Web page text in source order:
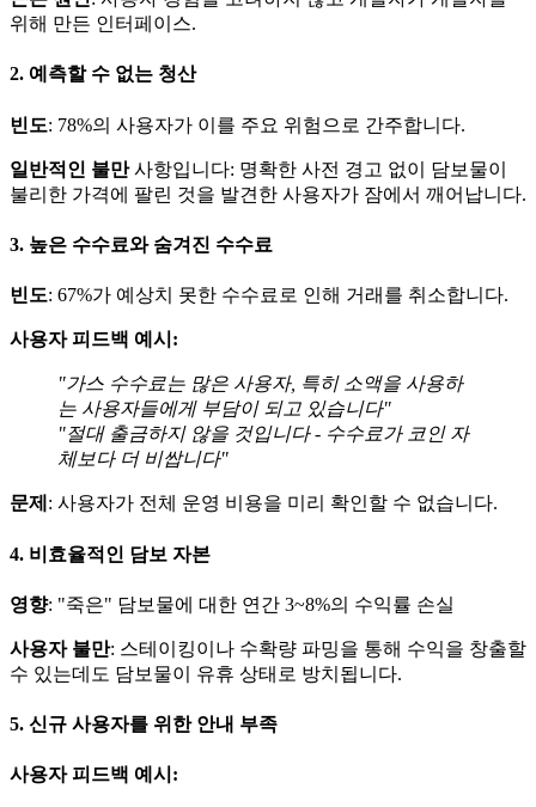
위해 만든 인터페이스.
2. 예측할 수 없는 청산
빈도: 78%의 사용자가 이를 주요 위험으로 간주합니다.
일반적인 불만사항입니다: 명확한 사전 경고 없이 담보물이
불리한 가격에 팔린 것을 발견한 사용자가 잠에서 깨어납니다.
3. 높은 수수료와 숨겨진 수수료
빈도: 67%가 예상치 못한 수수료로 인해 거래를 취소합니다.
사용자 피드백 예시:
"가스 수수료는 많은 사용자, 특히 소액을 사용하
는 사용자들에게 부담이 되고 있습니다"
"절대 출금하지 않을 것입니다 - 수수료가 코인 자
체보다 더 비쌉니다"
문제 : 사용자가 전체 운영 비용을 미리 확인할 수 없습니다.
4. 비효율적인 담보 자본
영향: "죽은" 담보물에 대한 연간 3~8%의 수익률 손실
사용자 불만: 스테이킹이나 수확량 파밍을 통해 수익을 창출할
수 있는데도 담보물이 유휴 상태로 방치됩니다.
5. 신규 사용자를 위한 안내 부족
사용자 피드백 예시: